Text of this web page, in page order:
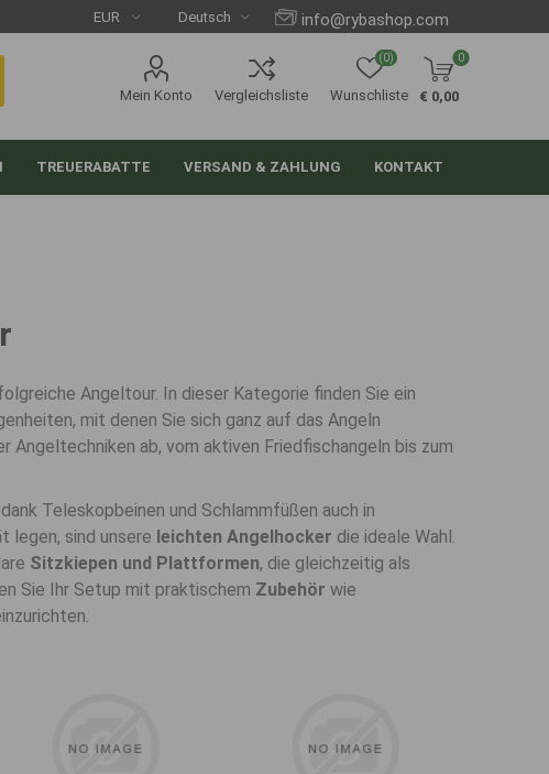
info@rybashop.com
Mein Konto Vergleichsliste Wunschliste
(0) 0
€ 0,00
TREUERABATTE VERSAND & ZAHLUNG KONTAKT
Angeltour. In dieser Kategorie finden Sie ein
mit denen Sie sich ganz auf das Angeln
ab, vom aktiven Friedfischangeln bis zum
Teleskopbeinen und Schlammfüßen auch in
legen, sind unsere leichten Angelhocker die ideale Wahl.
Sitzkiepen und Plattformen, die gleichzeitig als
Sie Ihr Setup mit praktischem Zubehör wie